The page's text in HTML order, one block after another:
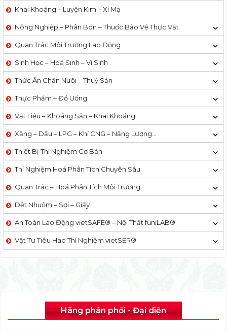
Khai Khoáng – Luyện Kim – Xi Mạ
Nông Nghiệp – Phân Bón – Thuốc Bảo Vệ Thực Vật
Quan Trắc Môi Trường Lao Động
Sinh Học – Hoá Sinh – Vi Sinh
Thức Ăn Chăn Nuôi – Thuỷ Sản
Thực Phẩm – Đồ Uống
Vật Liệu – Khoáng Sản – Khai Khoáng
Xăng – Dầu – LPG – Khí CNG – Năng Lượng…
Thiết Bị Thí Nghiệm Cơ Bản
Thí Nghiệm Hoá Phân Tích Chuyên Sâu
Quan Trắc – Hoá Phân Tích Môi Trường
Dệt Nhuộm – Sợi – Giấy
An Toàn Lao Động vietSAFE® – Nội Thất funiLAB®
Vật Tư Tiêu Hao Thí Nghiệm vietSER®
Hãng phân phối - Đại diện